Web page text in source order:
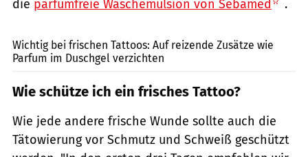
die parfumfreie Waschemulsion von Sebamed .
Wichtig bei frischen Tattoos: Auf reizende Zusätze wie
Parfum im Duschgel verzichten
Wie schütze ich ein frisches Tattoo?
Wie jede andere frische Wunde sollte auch die
Tätowierung vor Schmutz und Schweiß geschützt